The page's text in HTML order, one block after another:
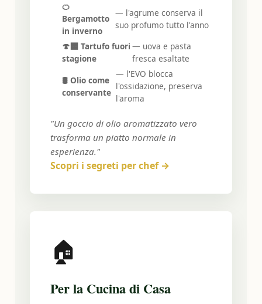
🍊
Bergamotto
in inverno
— l'agrume conserva il
suo profumo tutto l'anno
🍄‍🟫 Tartufo fuori
stagione
— uova e pasta
fresca esaltate
🛢️ Olio come
conservante
— l'EVO blocca
l'ossidazione, preserva
l'aroma
"Un goccio di olio aromatizzato vero
trasforma un piatto normale in
esperienza."
Scopri i segreti per chef →
🏠
Per la Cucina di Casa